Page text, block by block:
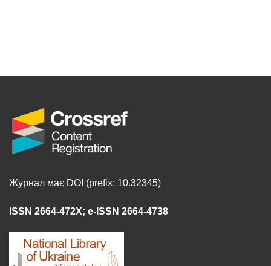
Журнал має DOI (prefix: 10.32345)
ISSN 2664-472X; e-ISSN 2664-4738